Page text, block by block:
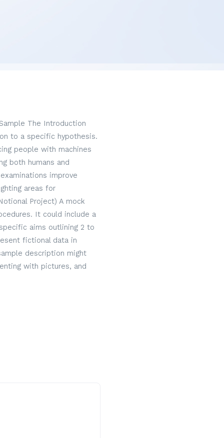
The Introduction
to a specific hypothesis.
people with machines
both humans and
improve
areas for
Project) A mock
It could include a
aims outlining 2 to
fictional data in
description might
with pictures, and